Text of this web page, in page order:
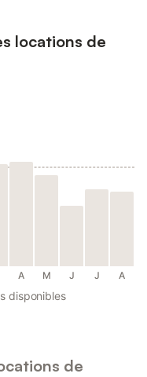
locations de
A M J J A
disponibles
de